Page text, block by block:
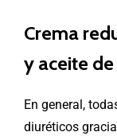
Crema
y aceite
En general,
diuréticos